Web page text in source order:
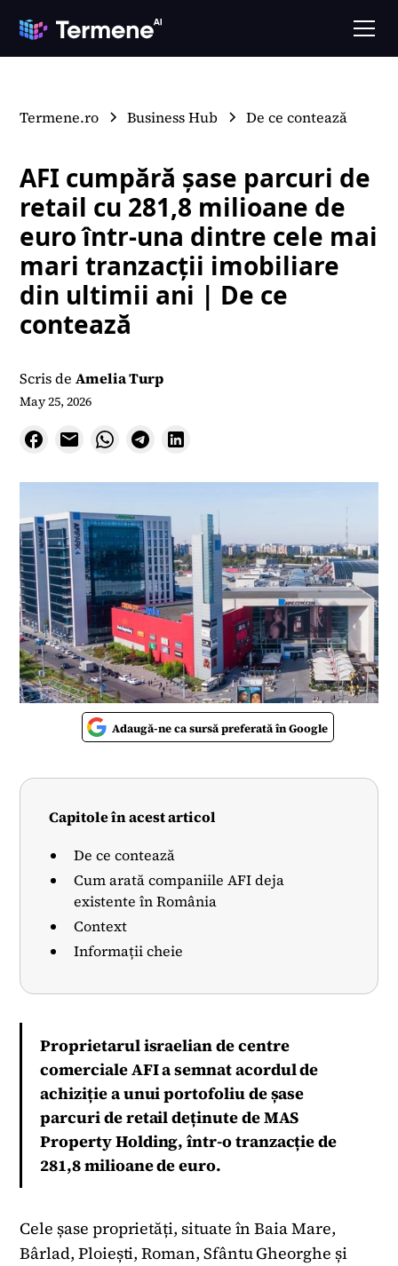
Termene.ro Business Hub De ce contează
AFI cumpără șase parcuri de
retail cu 281,8 milioane de
euro într-una dintre cele mai
mari tranzacții imobiliare
din ultimii ani | De ce
contează
Scris de Amelia Turp
May 25, 2026
Adaugă-ne ca sursă preferată în Google
Capitole în acest articol
De ce contează
Cum arată companiile AFI deja
existente în România
Context
Informații cheie
Proprietarul israelian de centre
comerciale AFI a semnat acordul de
achiziție a unui portofoliu de șase
parcuri de retail deținute de MAS
Property Holding, într-o tranzacție de
281,8 milioane de euro.
Cele șase proprietăți, situate în Baia Mare,
Bârlad, Ploiești, Roman, Sfântu Gheorghe și